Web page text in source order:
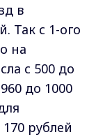
в
Так с 1-ого
на
с 500 до
до 1000
рублей